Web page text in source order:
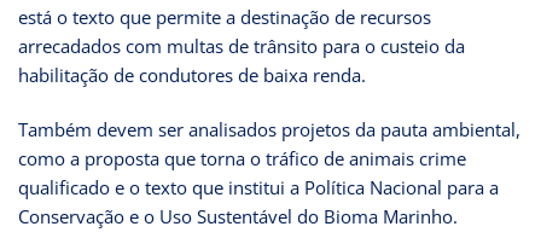
está o texto que permite a destinação de recursos
arrecadados com multas de trânsito para o custeio da
habilitação de condutores de baixa renda.
Também devem ser analisados projetos da pauta ambiental,
como a proposta que torna o tráfico de animais crime
qualificado e o texto que institui a Política Nacional para a
Conservação e o Uso Sustentável do Bioma Marinho.